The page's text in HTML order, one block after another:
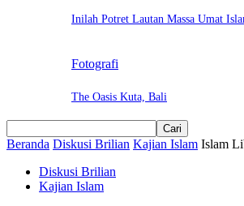
Inilah Potret Lautan Massa Umat
Fotografi
The Oasis Kuta, Bali
Beranda Diskusi Brilian Kajian Islam Islam
Diskusi Brilian
Kajian Islam